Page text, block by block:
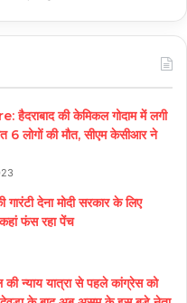
की केमिकल गोदाम में लगी
लोगों की मौत, सीएम केसीआर ने
देना मोदी सरकार के लिए
फंस रहा पेंच
न्याय यात्रा से पहले कांग्रेस को